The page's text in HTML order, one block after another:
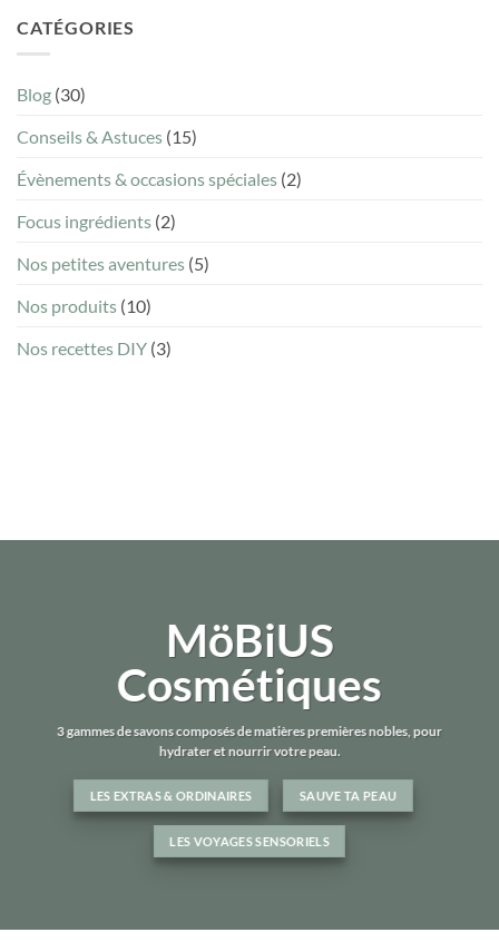
hiver
CATÉGORIES
Blog (30)
Conseils & Astuces (15)
Évènements & occasions spéciales (2)
Focus ingrédients (2)
Nos petites aventures (5)
Nos produits (10)
Nos recettes DIY (3)
MöBiUS
Cosmétiques
3 gammes de savons composés de matières premières nobles, pour
hydrater et nourrir votre peau.
LES EXTRAS & ORDINAIRES SAUVE TA PEAU
LES VOYAGES SENSORIELS